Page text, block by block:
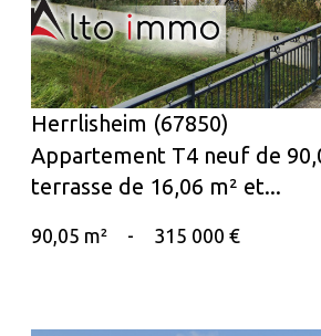
Herrlisheim (67850)
Appartement T4 neuf de
terrasse de 16,06 m² et...
90,05 m² - 315 000 €